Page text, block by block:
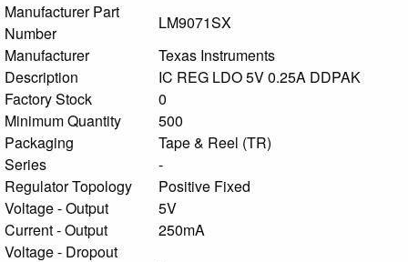
Manufacturer Part
Number
LM9071SX
Manufacturer
Texas Instruments
Description
IC REG LDO 5V 0.25A DDPAK
Factory Stock
0
Minimum Quantity
500
Packaging
Tape & Reel (TR)
Series
-
Regulator Topology
Positive Fixed
Voltage - Output
5V
Current - Output
250mA
Voltage - Dropout